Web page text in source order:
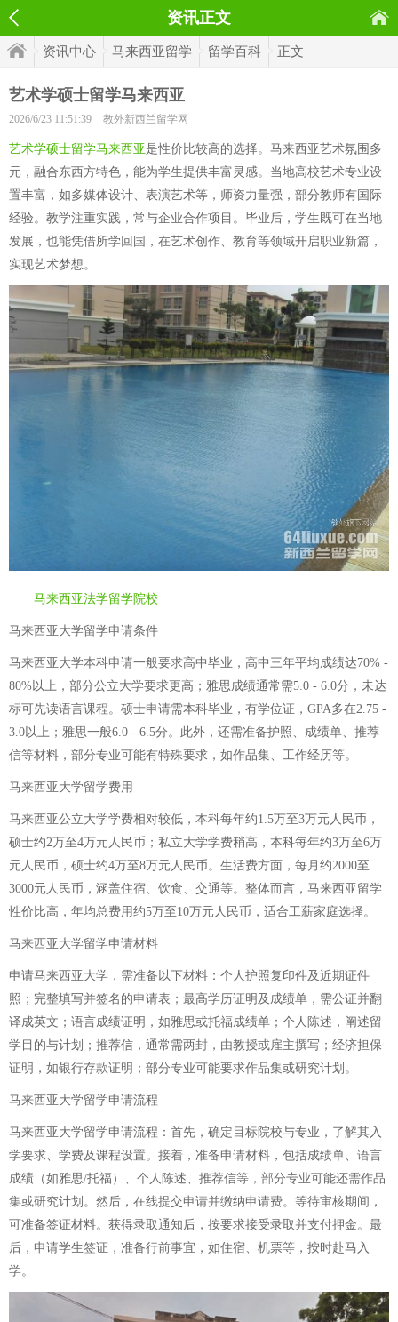
资讯正文
资讯中心 马来西亚留学 留学百科 正文
艺术学硕士留学马来西亚
2026/6/23 11:51:39 教外新西兰留学网
艺术学硕士留学马来西亚是性价比较高的选择。马来西亚艺术氛围多
元，融合东西方特色，能为学生提供丰富灵感。当地高校艺术专业设
置丰富，如多媒体设计、表演艺术等，师资力量强，部分教师有国际
经验。教学注重实践，常与企业合作项目。毕业后，学生既可在当地
发展，也能凭借所学回国，在艺术创作、教育等领域开启职业新篇，
实现艺术梦想。
马来西亚法学留学院校
马来西亚大学留学申请条件
马来西亚大学本科申请一般要求高中毕业，高中三年平均成绩达70% -
80%以上，部分公立大学要求更高；雅思成绩通常需5.0 - 6.0分，未达
标可先读语言课程。硕士申请需本科毕业，有学位证，GPA多在2.75 -
3.0以上；雅思一般6.0 - 6.5分。此外，还需准备护照、成绩单、推荐
信等材料，部分专业可能有特殊要求，如作品集、工作经历等。
马来西亚大学留学费用
马来西亚公立大学学费相对较低，本科每年约1.5万至3万元人民币，
硕士约2万至4万元人民币；私立大学学费稍高，本科每年约3万至6万
元人民币，硕士约4万至8万元人民币。生活费方面，每月约2000至
3000元人民币，涵盖住宿、饮食、交通等。整体而言，马来西亚留学
性价比高，年均总费用约5万至10万元人民币，适合工薪家庭选择。
马来西亚大学留学申请材料
申请马来西亚大学，需准备以下材料：个人护照复印件及近期证件
照；完整填写并签名的申请表；最高学历证明及成绩单，需公证并翻
译成英文；语言成绩证明，如雅思或托福成绩单；个人陈述，阐述留
学目的与计划；推荐信，通常需两封，由教授或雇主撰写；经济担保
证明，如银行存款证明；部分专业可能要求作品集或研究计划。
马来西亚大学留学申请流程
马来西亚大学留学申请流程：首先，确定目标院校与专业，了解其入
学要求、学费及课程设置。接着，准备申请材料，包括成绩单、语言
成绩（如雅思/托福）、个人陈述、推荐信等，部分专业可能还需作品
集或研究计划。然后，在线提交申请并缴纳申请费。等待审核期间，
可准备签证材料。获得录取通知后，按要求接受录取并支付押金。最
后，申请学生签证，准备行前事宜，如住宿、机票等，按时赴马入
学。